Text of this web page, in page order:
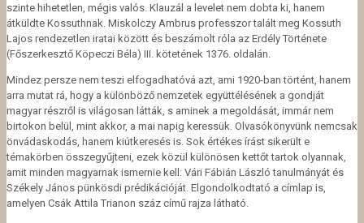
szinte hihetetlen, mégis valós. Klauzál a levelet nem dobta ki, hanem
átküldte Kossuthnak. Miskolczy Ambrus professzor talált meg Kossuth
Lajos rendezetlen iratai között és beszámolt róla az Erdély Története
(Főszerkesztő Köpeczi Béla) III. kötetének 1376. oldalán.
Mindez persze nem teszi elfogadhatóvá azt, ami 1920-ban történt, hanem
arra mutat rá, hogy a különböző nemzetek együttélésének a gondját
magyar részről is világosan látták, s aminek a megoldását, immár nem
birtokon belül, mint akkor, a mai napig keressük. Olvasókönyvünk nemcsak
önvádaskodás, hanem kiútkeresés is. Sok értékes írást sikerült e
témakörben összegyűjteni, ezek közül különösen kettőt tartok olyannak,
amit minden magyarnak ismernie kell: Vári Fábián László tanulmányát és
Székely János pünkösdi prédikációját. Elgondolkodtató a címlap is,
amelyen Csák Attila Trianon száz című rajza látható.